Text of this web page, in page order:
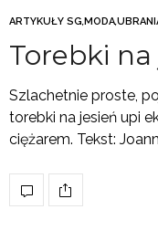
ARTYKUŁY SG,MODA,
Torebki na
Szlachetnie proste,
torebki na jesień upi
ciężarem. Tekst: